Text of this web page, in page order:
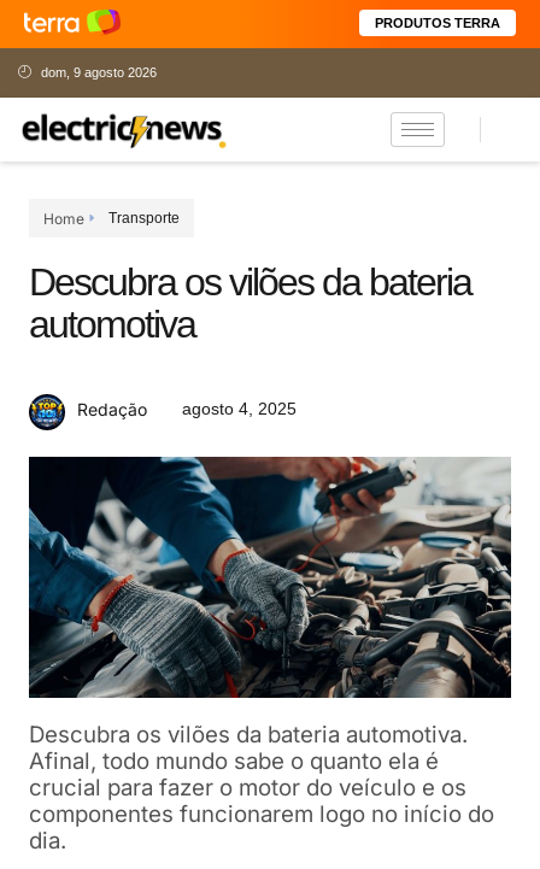
PRODUTOS TERRA
dom, 9 agosto 2026
Home Transporte
Descubra os vilões da bateria
automotiva
Redação agosto 4, 2025
Descubra os vilões da bateria automotiva.
Afinal, todo mundo sabe o quanto ela é
crucial para fazer o motor do veículo e os
componentes funcionarem logo no início do
dia.